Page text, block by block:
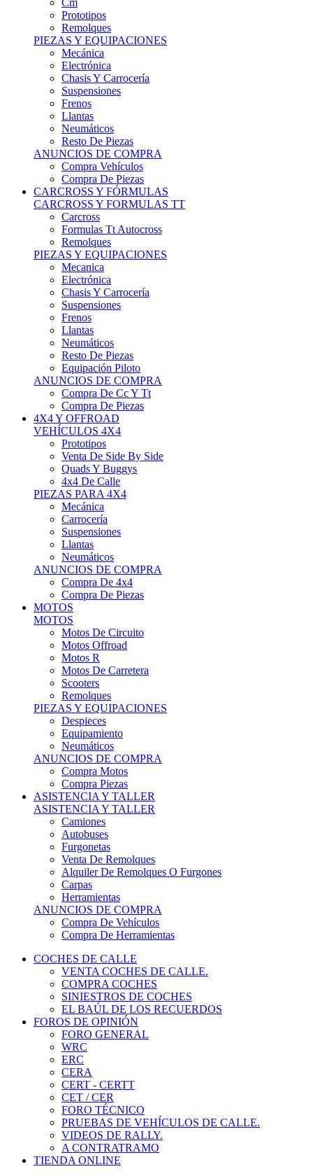
Remolques
PIEZAS Y EQUIPACIONES
Mecánica
Electrónica
Chasis Y Carrocería
Suspensiones
Frenos
Llantas
Neumáticos
Resto De Piezas
ANUNCIOS DE COMPRA
Compra Vehículos
Compra De Piezas
CARCROSS Y FÓRMULAS
CARCROSS Y FORMULAS TT
Carcross
Formulas Tt Autocross
Remolques
PIEZAS Y EQUIPACIONES
Mecanica
Electrónica
Chasis Y Carrocería
Suspensiones
Frenos
Llantas
Neumáticos
Resto De Piezas
Equipación Piloto
ANUNCIOS DE COMPRA
Compra De Cc Y Tt
Compra De Piezas
4X4 Y OFFROAD
VEHÍCULOS 4X4
Prototipos
Venta De Side By Side
Quads Y Buggys
4x4 De Calle
PIEZAS PARA 4X4
Mecánica
Carrocería
Suspensiones
Llantas
Neumáticos
ANUNCIOS DE COMPRA
Compra De 4x4
Compra De Piezas
MOTOS
MOTOS
Motos De Circuito
Motos Offroad
Motos R
Motos De Carretera
Scooters
Remolques
PIEZAS Y EQUIPACIONES
Despieces
Equipamiento
Neumáticos
ANUNCIOS DE COMPRA
Compra Motos
Compra Piezas
ASISTENCIA Y TALLER
ASISTENCIA Y TALLER
Camiones
Autobuses
Furgonetas
Venta De Remolques
Alquiler De Remolques O Furgones
Carpas
Herramientas
ANUNCIOS DE COMPRA
Compra De Vehículos
Compra De Herramientas
COCHES DE CALLE
VENTA COCHES DE CALLE.
COMPRA COCHES
SINIESTROS DE COCHES
EL BAÚL DE LOS RECUERDOS
FOROS DE OPINIÓN
FORO GENERAL
WRC
ERC
CERA
CERT - CERTT
CET / CER
FORO TÉCNICO
PRUEBAS DE VEHÍCULOS DE CALLE.
VIDEOS DE RALLY.
A CONTRATRAMO
TIENDA ONLINE
NUEVO ANUNCIO